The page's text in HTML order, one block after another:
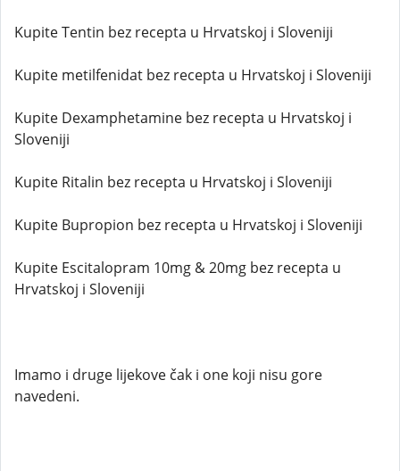
Kupite Tentin bez recepta u Hrvatskoj i Sloveniji
Kupite metilfenidat bez recepta u Hrvatskoj i Sloveniji
Kupite Dexamphetamine bez recepta u Hrvatskoj i
Sloveniji
Kupite Ritalin bez recepta u Hrvatskoj i Sloveniji
Kupite Bupropion bez recepta u Hrvatskoj i Sloveniji
Kupite Escitalopram 10mg & 20mg bez recepta u
Hrvatskoj i Sloveniji
Imamo i druge lijekove čak i one koji nisu gore
navedeni.